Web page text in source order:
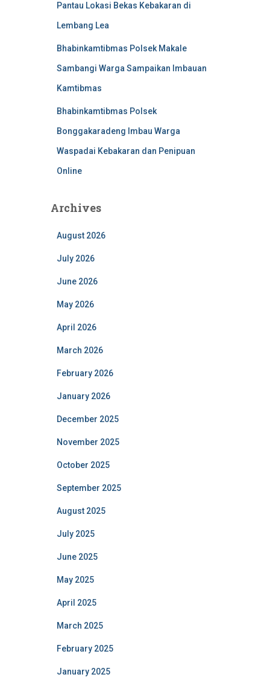
Pantau Lokasi Bekas Kebakaran di
Lembang Lea
Bhabinkamtibmas Polsek Makale
Sambangi Warga Sampaikan Imbauan
Kamtibmas
Bhabinkamtibmas Polsek
Bonggakaradeng Imbau Warga
Waspadai Kebakaran dan Penipuan
Online
Archives
August 2026
July 2026
June 2026
May 2026
April 2026
March 2026
February 2026
January 2026
December 2025
November 2025
October 2025
September 2025
August 2025
July 2025
June 2025
May 2025
April 2025
March 2025
February 2025
January 2025